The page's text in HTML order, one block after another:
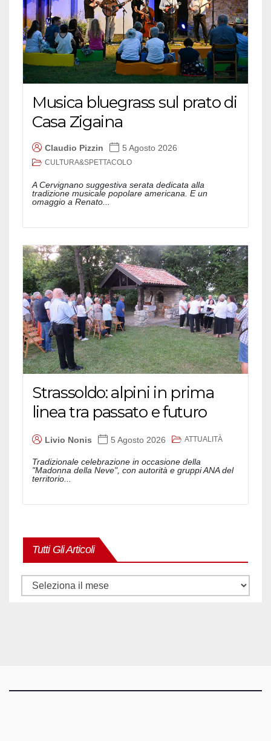
Musica bluegrass sul prato di
Casa Zigaina
Claudio Pizzin 5 Agosto 2026
CULTURA&SPETTACOLO
A Cervignano suggestiva serata dedicata alla
tradizione musicale popolare americana. E un
omaggio a Renato...
Strassoldo: alpini in prima
linea tra passato e futuro
Livio Nonis 5 Agosto 2026 ATTUALITÀ
Tradizionale celebrazione in occasione della
"Madonna della Neve", con autorità e gruppi ANA del
territorio...
Tutti Gli Articoli
Tutti